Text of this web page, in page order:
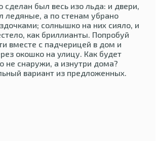
был весь изо льда: и двери,
ледяные, а по стенам убрано
солнышко на них сияло, и
как бриллианты. Попробуй
вместе с падчерицей в дом и
окошко на улицу. Как будет
не снаружи, а изнутри дома?
вариант из предложенных.